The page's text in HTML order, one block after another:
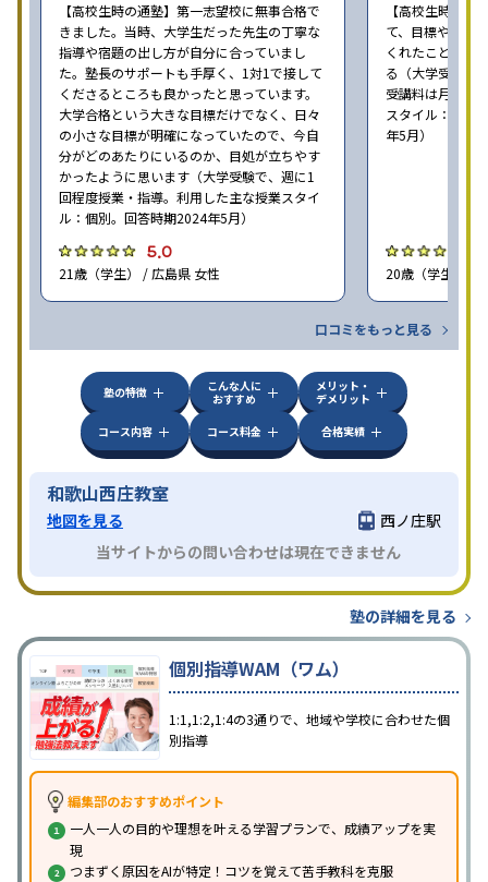
【高校生時の通塾】第一志望校に無事合格で
きました。当時、大学生だった先生の丁寧な
指導や宿題の出し方が自分に合っていまし
た。塾長のサポートも手厚く、1対1で接して
くださるところも良かったと思っています。
大学合格という大きな目標だけでなく、日々
の小さな目標が明確になっていたので、今自
分がどのあたりにいるのか、目処が立ちやす
かったように思います（大学受験で、週に1
回程度授業・指導。利用した主な授業スタイ
ル：個別。回答時期2024年5月）
5.0
21歳（学生） / 広島県 女性
【高校生時の通
て、目標や勉強
くれたことが、
る（大学受験で
受講料は月
スタイル：個別
年5月）
20歳（学生） /
口コミをもっと見る
塾の特徴
こんな人に
おすすめ
メリット・
デメリット
コース内容
コース料金 合格実績
和歌山西庄教室
地図を見る
西ノ庄駅
当サイトからの問い合わせは現在できません
塾の詳細を見る
個別指導WAM（ワム）
1:1,1:2,1:4の3通りで、地域や学校に合わせた個
別指導
編集部のおすすめポイント
一人一人の目的や理想を叶える学習プランで、成績アップを実
現
つまずく原因をAIが特定！コツを覚えて苦手教科を克服